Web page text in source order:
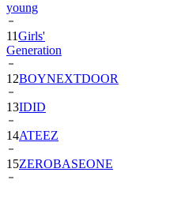
11Girls'
Generation
12BOYNEXTDOOR
13IDID
14ATEEZ
15ZEROBASEONE